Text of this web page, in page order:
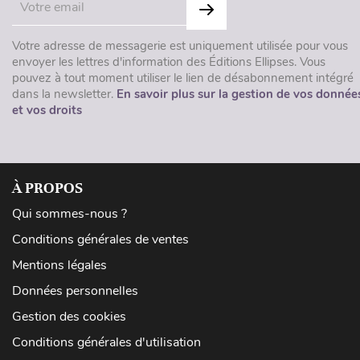
Votre adresse de messagerie est uniquement utilisée pour vous
envoyer les lettres d'information des Éditions Ellipses. Vous
pouvez à tout moment utiliser le lien de désabonnement intégré
dans la newsletter. En savoir plus sur la gestion de vos
et vos droits
À PROPOS
Qui sommes-nous ?
Conditions générales de ventes
Mentions légales
Données personnelles
Gestion des cookies
Conditions générales d'utilisation